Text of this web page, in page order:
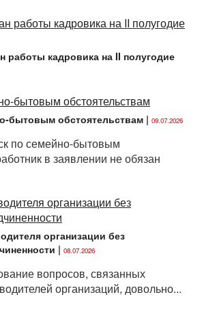
работы кадровика на II полугодие
бытовым обстоятельствам | 09.07.2026
по семейно-бытовым
в заявлении не обязан
организации без
| 08.07.2026
вопросов, связанных
организаций, довольно...